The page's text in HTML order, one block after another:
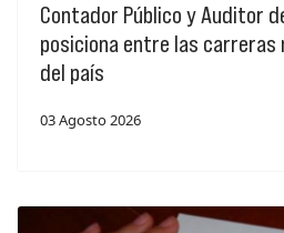
Contador Público y Auditor
posiciona entre las
del país
03 Agosto 2026